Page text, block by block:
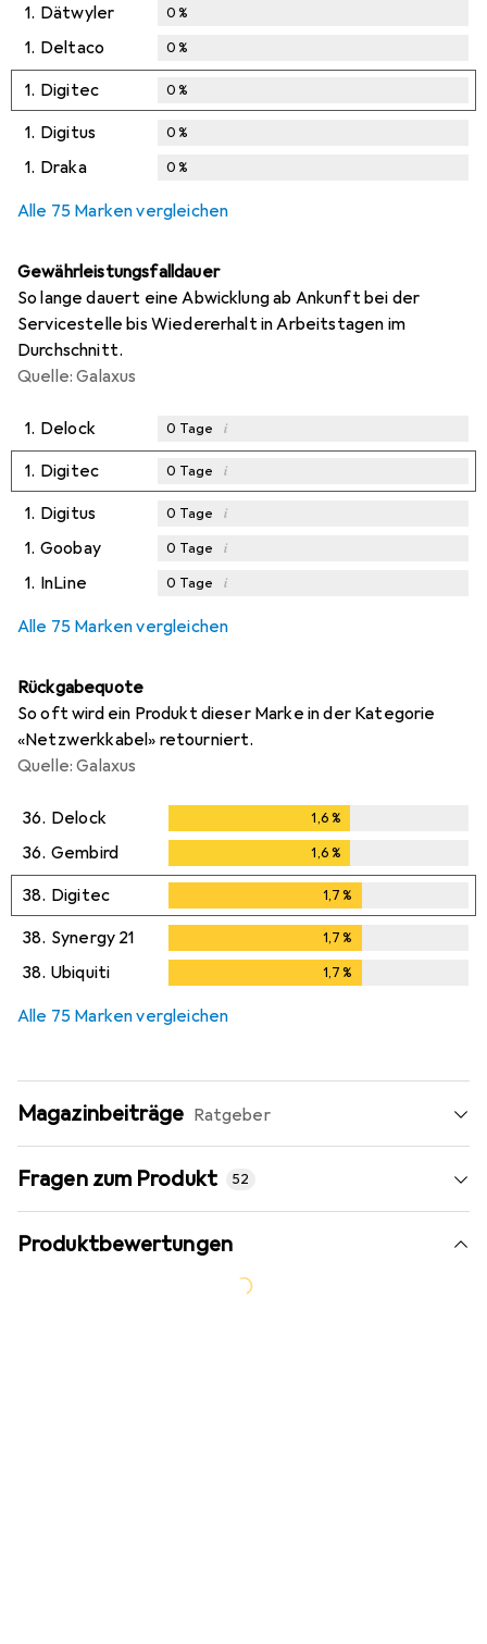
1. Dätwyler 0%
1. Deltaco 0%
1. Digitec 0%
1. Digitus 0%
1. Draka 0%
Alle 75 Marken vergleichen
Gewährleistungsfalldauer
So lange dauert eine Abwicklung ab Ankunft bei der
Servicestelle bis Wiedererhalt in Arbeitstagen im
Durchschnitt.
Quelle: Galaxus
1. Delock 0 Tage i
1. Digitec 0 Tage i
1. Digitus 0 Tage i
1. Goobay 0 Tage i
1. InLine 0 Tage i
Alle 75 Marken vergleichen
Rückgabequote
So oft wird ein Produkt dieser Marke in der Kategorie
«Netzwerkkabel» retourniert.
Quelle: Galaxus
36. Delock 1,6%
36. Gembird 1,6%
38. Digitec 1,7%
38. Synergy 21 1,7%
38. Ubiquiti 1,7%
Alle 75 Marken vergleichen
Magazinbeiträge Ratgeber
Fragen zum Produkt 52
Produktbewertungen